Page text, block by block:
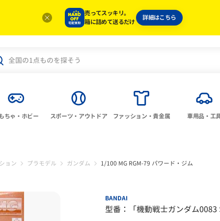
売ってスッキリ。
箱に詰めて送るだけ
詳細はこちら
ちゃ・ホビー スポーツ・アウトドア ファッション・貴金属 車用品・工
ョン プラモデル ガンダム 1/100 MG RGM-79 パワード・ジム
BANDAI
型番：「機動戦士ガンダム0083